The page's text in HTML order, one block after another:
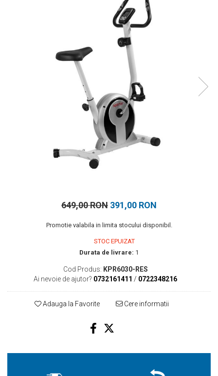
Tricouri, pantaloni, bluze
Costume profesionale inot
649,00 RON 391,00 RON
Promotie valabila in limita stocului disponibil.
STOC EPUIZAT
Durata de livrare: 1
Cod Produs: KPR6030-RES
Ai nevoie de ajutor? 0732161411 / 0722348216
Adauga la Favorite Cere informatii